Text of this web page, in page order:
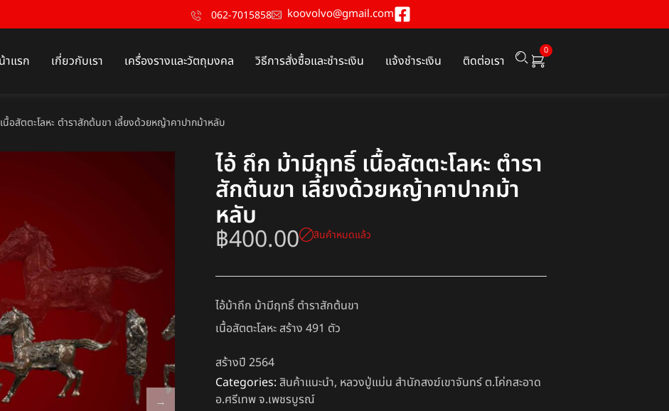
062-7015858 koovolvo@gmail.com
าแรก เกี่ยวกับเรา เครื่องรางและวัตถุมงคล วิธีการสั่งซื้อและชำระเงิน แจ้งชำระเงิน ติดต่อเรา
0
นื้อสัตตะโลหะ ตำราสักต้นขา เลี้ยงด้วยหญ้าคาปากม้าหลับ
ไอ้ ถึก ม้ามีฤทธิ์ เนื้อสัตตะโลหะ ตำรา
สักต้นขา เลี้ยงด้วยหญ้าคาปากม้า
หลับ
฿400.00 สินค้าหมดแล้ว
ไอ้ม้าถึก ม้ามีฤทธิ์ ตำราสักต้นขา
เนื้อสัตตะโลหะ สร้าง 491 ตัว
สร้างปี 2564
Categories: สินค้าแนะนำ, หลวงปู่แม่น สำนักสงฆ์เขาจันทร์ ต.โค่กสะอาด
อ.ศรีเทพ จ.เพชรบูรณ์